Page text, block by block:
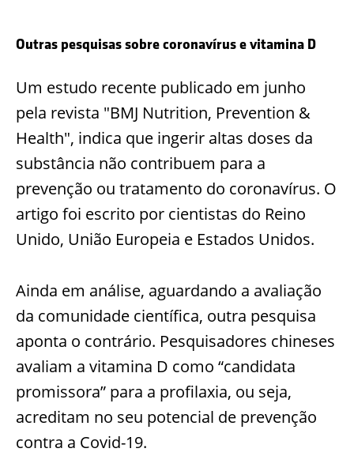
Outras pesquisas sobre coronavírus e vitamina D
Um estudo recente publicado em junho
pela revista "BMJ Nutrition, Prevention &
Health", indica que ingerir altas doses da
substância não contribuem para a
prevenção ou tratamento do coronavírus. O
artigo foi escrito por cientistas do Reino
Unido, União Europeia e Estados Unidos.
Ainda em análise, aguardando a avaliação
da comunidade científica, outra pesquisa
aponta o contrário. Pesquisadores chineses
avaliam a vitamina D como “candidata
promissora” para a profilaxia, ou seja,
acreditam no seu potencial de prevenção
contra a Covid-19.